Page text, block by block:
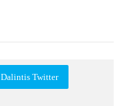
Dalintis Twitter